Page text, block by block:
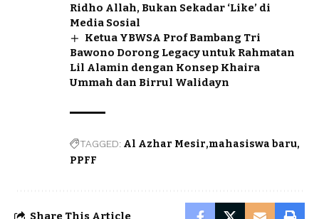
Ridho Allah, Bukan Sekadar ‘Like’ di
Media Sosial
Ketua YBWSA Prof Bambang Tri
Bawono Dorong Legacy untuk Rahmatan
Lil Alamin dengan Konsep Khaira
Ummah dan Birrul Walidayn
TAGGED: Al Azhar Mesir mahasiswa baru
PPFF
Share This Article